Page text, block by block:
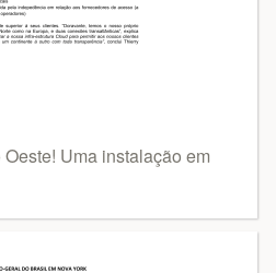
Uma instalação em